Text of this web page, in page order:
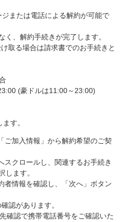
または電話による解約が可能で
、解約手続きが完了します。
取る場合は請求書でのお手続きと
(豪ドルは11:00～23:00)
す。
ご加入情報」から解約希望のご契
クロールし、関連するお手続き
します。
者情報を確認し、「次へ」ボタン
認があります。
確認で携帯電話番号をご確認いた